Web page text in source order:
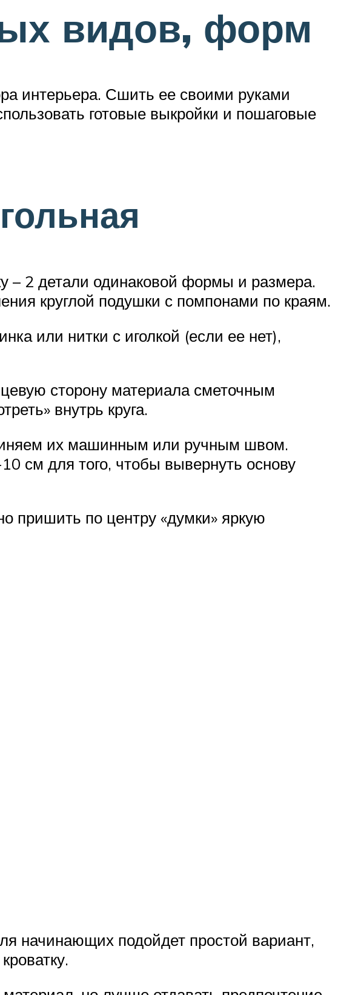
видов, форм
интерьера. Сшить ее своими руками
готовые выкройки и пошаговые
– 2 детали одинаковой формы и размера.
круглой подушки с помпонами по краям.
или нитки с иголкой (если ее нет),
сторону материала сметочным
внутрь круга.
их машинным или ручным швом.
см для того, чтобы вывернуть основу
пришить по центру «думки» яркую
начинающих подойдет простой вариант,